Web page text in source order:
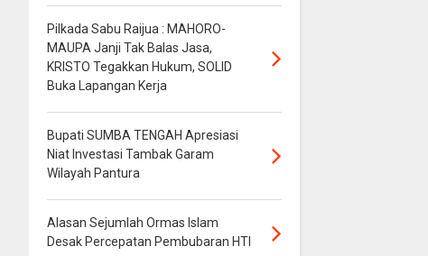
Pilkada Sabu Raijua : MAHORO-
MAUPA Janji Tak Balas Jasa,
KRISTO Tegakkan Hukum, SOLID
Buka Lapangan Kerja
Bupati SUMBA TENGAH Apresiasi
Niat Investasi Tambak Garam
Wilayah Pantura
Alasan Sejumlah Ormas Islam
Desak Percepatan Pembubaran HTI